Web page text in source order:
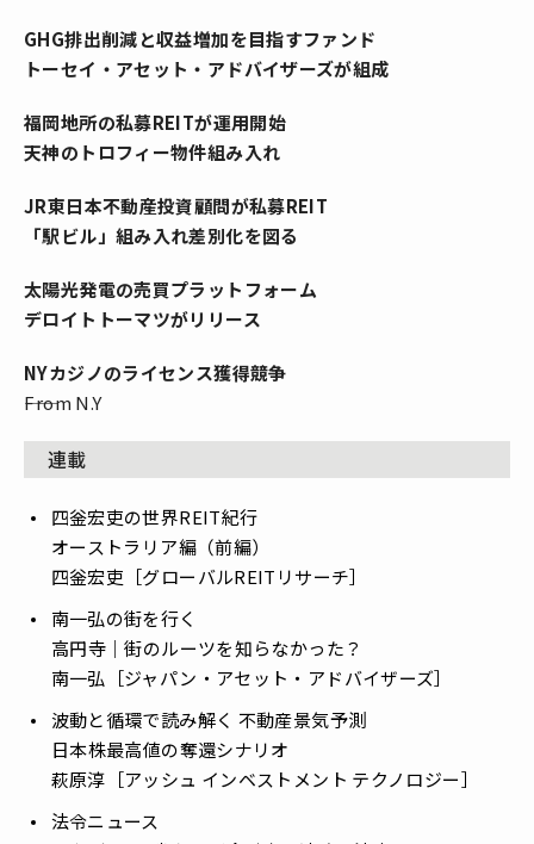
GHG排出削減と収益増加を目指すファンド
トーセイ・アセット・アドバイザーズが組成
福岡地所の私募REITが運用開始
天神のトロフィー物件組み入れ
JR東日本不動産投資顧問が私募REIT
「駅ビル」組み入れ差別化を図る
太陽光発電の売買プラットフォーム
デロイトトーマツがリリース
NYカジノのライセンス獲得競争
――From N.Y
連載
四釡宏吏の世界REIT紀行
――オーストラリア編（前編）
四釡宏吏［グローバルREITリサーチ］
南一弘の街を行く
――高円寺｜街のルーツを知らなかった？
南一弘［ジャパン・アセット・アドバイザーズ］
波動と循環で読み解く 不動産景気予測
――日本株最高値の奪還シナリオ
萩原淳［アッシュ インベストメント テクノロジー］
法令ニュース